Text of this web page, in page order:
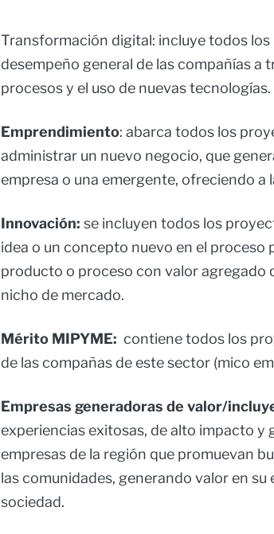
Transformación digital: incluye todos
desempeño general de las compañías a
procesos y el uso de nuevas tecnologías.
Emprendimiento: abarca todos los
administrar un nuevo negocio, que
empresa o una emergente, ofreciendo
Innovación: se incluyen todos los
idea o un concepto nuevo en el
producto o proceso con valor agregado
nicho de mercado.
Mérito MIPYME: contiene todos los
de las compañas de este sector (mico
Empresas generadoras de valor/
experiencias exitosas, de alto impacto y
empresas de la región que promuevan
las comunidades, generando valor en
sociedad.